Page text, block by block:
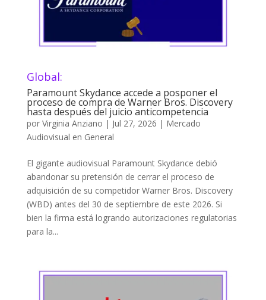
Global:
Paramount Skydance accede a posponer el
proceso de compra de Warner Bros. Discovery
hasta después del juicio anticompetencia
por Virginia Anziano | Jul 27, 2026 | Mercado
Audiovisual en General
El gigante audiovisual Paramount Skydance debió
abandonar su pretensión de cerrar el proceso de
adquisición de su competidor Warner Bros. Discovery
(WBD) antes del 30 de septiembre de este 2026. Si
bien la firma está logrando autorizaciones regulatorias
para la...